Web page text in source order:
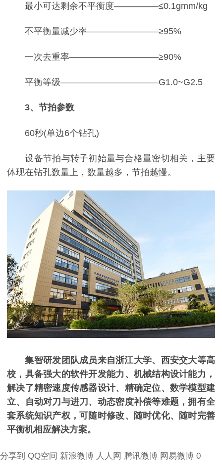
最小可达剩余不平衡度—————≤0.1gmm/kg
不平衡量减少率————————≥95%
一次去重率——————————≥90%
平衡等级———————————G1.0~G2.5
3、节拍参数
60秒(单边6个钻孔)
设备节拍与转子初始量与合格量密切相关，主要
体现在钻孔数量上，数量越多，节拍越慢。
集智研发团队成员来自浙江大学、西安交大等高
校，具备强大的软件开发能力、机械结构设计能力，
解决了精密速度传感器设计、精确定位、数学模型建
立、自动对刀与进刀、动态密度补偿等难题，拥有全
套系统知识产权，可随时修改、随时优化、随时完善
平衡机相应解决方案。
分享到 QQ空间 新浪微博 人人网 腾讯微博 网易微博 0